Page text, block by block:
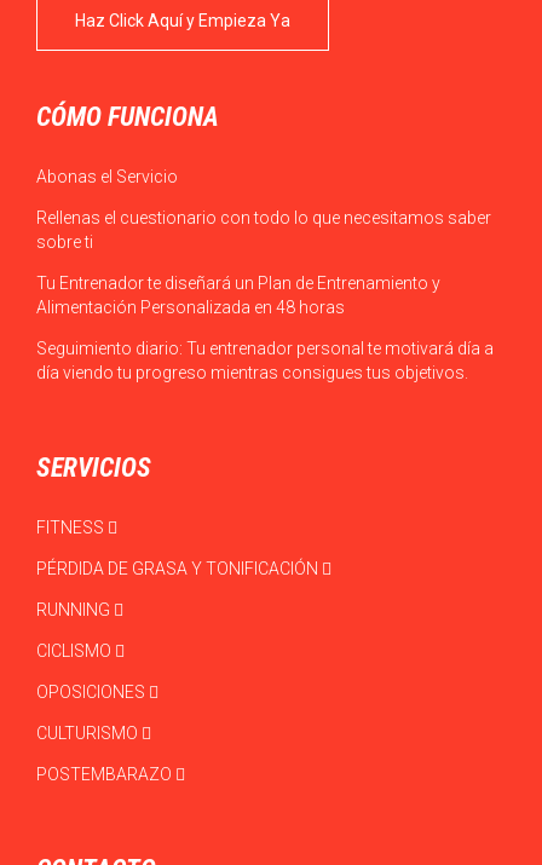
Haz Click Aquí y Empieza Ya
CÓMO FUNCIONA
Abonas el Servicio
Rellenas el cuestionario con todo lo que necesitamos saber
sobre ti
Tu Entrenador te diseñará un Plan de Entrenamiento y
Alimentación Personalizada en 48 horas
Seguimiento diario: Tu entrenador personal te motivará día a
día viendo tu progreso mientras consigues tus objetivos.
SERVICIOS
FITNESS
PÉRDIDA DE GRASA Y TONIFICACIÓN
RUNNING
CICLISMO
OPOSICIONES
CULTURISMO
POSTEMBARAZO